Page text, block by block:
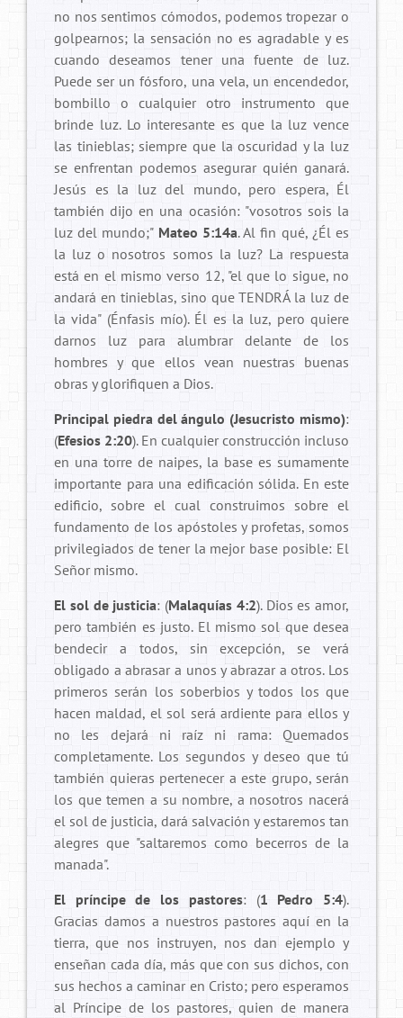
no nos sentimos cómodos, podemos tropezar o
golpearnos; la sensación no es agradable y es
cuando deseamos tener una fuente de luz.
Puede ser un fósforo, una vela, un encendedor,
bombillo o cualquier otro instrumento que
brinde luz. Lo interesante es que la luz vence
las tinieblas; siempre que la oscuridad y la luz
se enfrentan podemos asegurar quién ganará.
Jesús es la luz del mundo, pero espera, Él
también dijo en una ocasión: "vosotros sois la
luz del mundo;" Mateo 5:14a. Al fin qué, ¿Él es
la luz o nosotros somos la luz? La respuesta
está en el mismo verso 12, "el que lo sigue, no
andará en tinieblas, sino que TENDRÁ la luz de
la vida" (Énfasis mío). Él es la luz, pero quiere
darnos luz para alumbrar delante de los
hombres y que ellos vean nuestras buenas
obras y glorifiquen a Dios.
Principal piedra del ángulo (Jesucristo mismo):
(Efesios 2:20). En cualquier construcción incluso
en una torre de naipes, la base es sumamente
importante para una edificación sólida. En este
edificio, sobre el cual construimos sobre el
fundamento de los apóstoles y profetas, somos
privilegiados de tener la mejor base posible: El
Señor mismo.
El sol de justicia: (Malaquías 4:2). Dios es amor,
pero también es justo. El mismo sol que desea
bendecir a todos, sin excepción, se verá
obligado a abrasar a unos y abrazar a otros. Los
primeros serán los soberbios y todos los que
hacen maldad, el sol será ardiente para ellos y
no les dejará ni raíz ni rama: Quemados
completamente. Los segundos y deseo que tú
también quieras pertenecer a este grupo, serán
los que temen a su nombre, a nosotros nacerá
el sol de justicia, dará salvación y estaremos tan
alegres que "saltaremos como becerros de la
manada".
El príncipe de los pastores: (1 Pedro 5:4).
Gracias damos a nuestros pastores aquí en la
tierra, que nos instruyen, nos dan ejemplo y
enseñan cada día, más que con sus dichos, con
sus hechos a caminar en Cristo; pero esperamos
al Príncipe de los pastores, quien de manera